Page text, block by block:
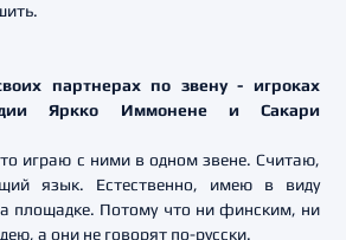
партнерах по звену - игроках
Яркко Иммонене и Сакари
играю с ними в одном звене. Считаю,
язык. Естественно, имею в виду
площадке. Потому что ни финским, ни
а они не говорят по-русски.